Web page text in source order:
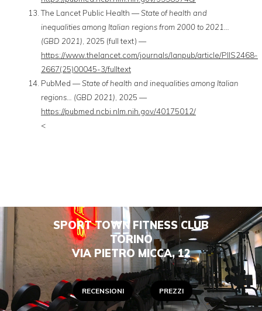
The Lancet Public Health —State of health and
inequalities among Italian regions from 2000 to 2021…
(GBD 2021), 2025 (full text) —
https://www.thelancet.com/journals/lanpub/article/PIIS2468-
2667(25)00045-3/fulltext
PubMed —State of health and inequalities among Italian
regions… (GBD 2021), 2025 —
https://pubmed.ncbi.nlm.nih.gov/40175012/
<
SPORT TOWN FITNESS CLUB
TORINO
VIA PIETRO MICCA, 12
RECENSIONI PREZZI